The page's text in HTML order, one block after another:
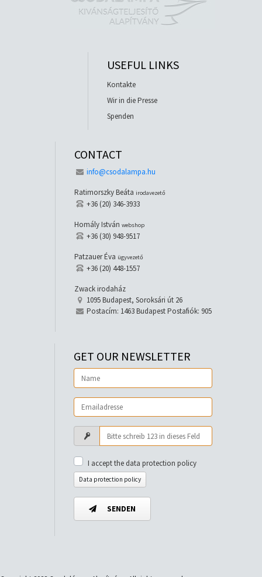
USEFUL LINKS
Kontakte
Wir in die Presse
Spenden
CONTACT
info@csodalampa.hu
Ratimorszky Beáta irodavezető
+36 (20) 346-3933
Homály István webshop
+36 (30) 948-9517
Patzauer Éva ügyvezető
+36 (20) 448-1557
Zwack irodaház
1095 Budapest, Soroksári út 26
Postacím: 1463 Budapest Postafiók: 905
GET OUR NEWSLETTER
I accept the data protection policy
Data protection policy
SENDEN